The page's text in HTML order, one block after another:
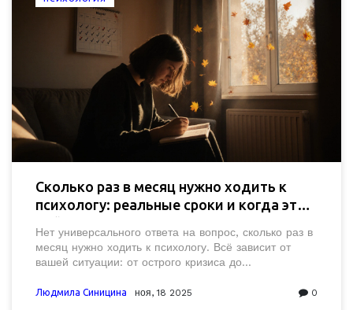
Сколько раз в месяц нужно ходить к
психологу: реальные сроки и когда это
действительно важно
Нет универсального ответа на вопрос, сколько раз в
месяц нужно ходить к психологу. Всё зависит от
вашей ситуации: от острого кризиса до
достаточно раз в месяц, а когда - раз в неделю.
Людмила Синицина ноя, 18 2025 0